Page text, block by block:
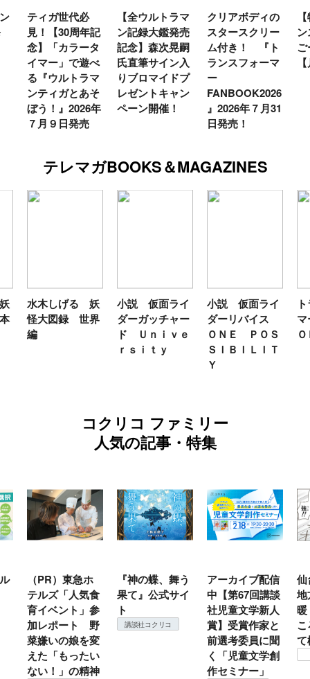
ティガ世代必
見！【30周年記
念】「カラータ
イマー」で遊べ
る『ウルトラマ
ンティガとあそ
ぼう！』2026年
７月９日発売
【全ウルトラマ
ン記録大鑑発売
記念】森次晃嗣
氏直筆サイン入
りブロマイドプ
レゼントキャン
ペーン開催！
クリアボディの
スタースクリー
ム付き！ 『ト
ランスフォーマ
ー
FANBOOK2026
』2026年７月31
日発売！
テレマガBOOKS＆MAGAZINES
水木しげる 妖
怪大図録 世界
編
小説 仮面ライ
ダーガッチャー
ド Ｕｎｉｖｅ
ｒｓｉｔｙ
小説 仮面ライ
ダーリバイス
ＯＮＥ ＰＯＳ
ＳＩＢＩＬＩＴ
Ｙ
コクリコ ファミリー
人気の記事・特集
（PR）東急ホ
テルズ「人気食
育イベント」参
加レポート 野
菜嫌いの娘を変
えた「もったい
ない！」の精神
『神の蝶、舞う
果て』公式サイ
ト
講談社コクリコ
アーカイブ配信
中【第67回講談
社児童文学新人
賞】受賞作家と
前選考委員に聞
く「児童文学創
作セミナー」
仙
地
て